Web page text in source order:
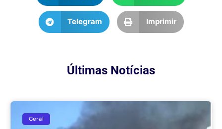
Telegram Imprimir
Últimas Notícias
Geral